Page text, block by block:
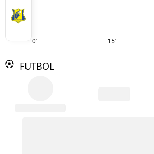
0' 15'
FUTBOL